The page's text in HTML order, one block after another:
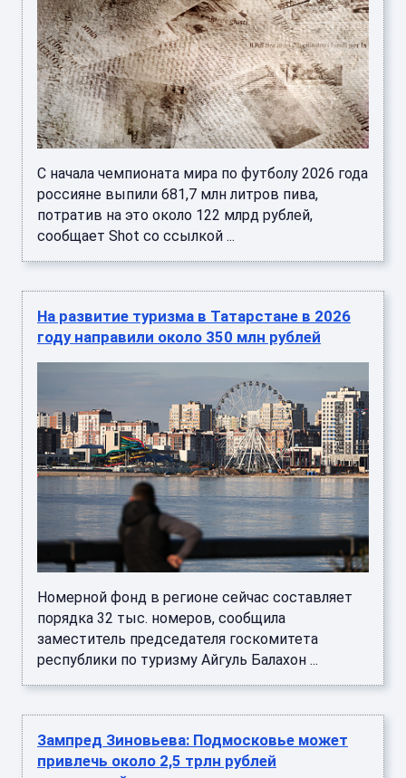
С начала чемпионата мира по футболу 2026 года
россияне выпили 681,7 млн литров пива,
потратив на это около 122 млрд рублей,
сообщает Shot со ссылкой ...
На развитие туризма в Татарстане в 2026
году направили около 350 млн рублей
Номерной фонд в регионе сейчас составляет
порядка 32 тыс. номеров, сообщила
заместитель председателя госкомитета
республики по туризму Айгуль Балахон ...
Зампред Зиновьева: Подмосковье может
привлечь около 2,5 трлн рублей